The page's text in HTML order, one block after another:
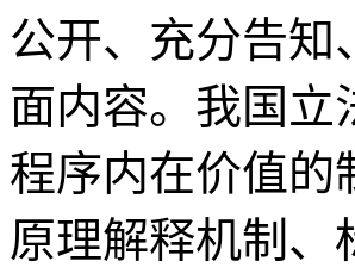
公开、充分告知
面内容。我国立
程序内在价值的
原理解释机制、